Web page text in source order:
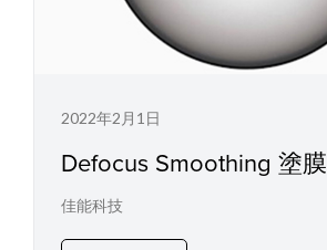
2022年2月1日
Defocus Smoothing 塗膜
佳能科技